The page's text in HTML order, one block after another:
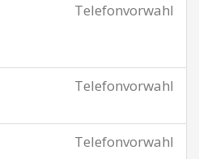
Telefonvorwahl
Telefonvorwahl
Telefonvorwahl